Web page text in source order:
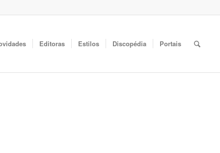
Editoras Estilos Discopédia Portais